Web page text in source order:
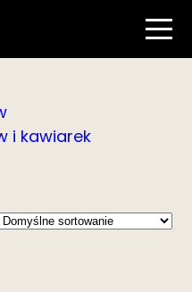
i kawiarek